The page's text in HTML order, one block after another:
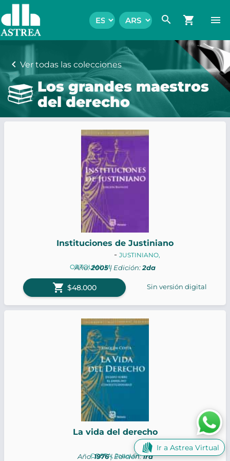
search shopping_cart menu
chevron_left Ver todas las colecciones
Los grandes maestros
del derecho
Instituciones de Justiniano
ORTOLAN, M.
- JUSTINIANO,
Año:2005| Edición:2da
shopping_cart $48.000 Sin versión digital
La vida del derecho
COSTA, Joaquín
Año:1976| Edición:1ra
Ir a Astrea Virtual